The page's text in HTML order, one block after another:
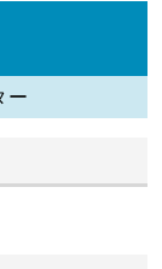
ー